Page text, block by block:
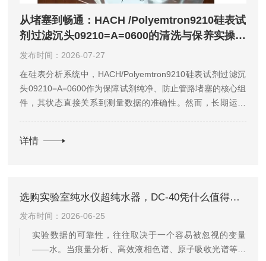
从堵塞到畅通：HACH /Polyemtron9210硅表试
剂过滤沉头09210=A=0600的清洗与保养实操指
南
发布时间：2026-07-27
在硅表分析系统中，HACH/Polyemtron9210硅表试剂过滤沉
头09210=A=0600作为保障试剂纯净、防止管路堵塞的核心组
件，其状态直接关系到测量数据的准确性。然而，长期运行
详情
选购实验室纯水仪超纯水器，DC-40凭什么值得关注？
发布时间：2026-06-25
实验数据的可靠性，往往取决于一个容易被忽视的变量
——水。当痕量分析、高效液相色谱、原子吸收光谱等对